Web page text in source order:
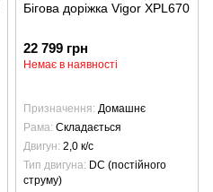
Бігова доріжка Vigor XPL670
22 799 грн
Немає в наявності
Призначення Домашнє
Рама Складається
Двигун 2,0 к/с
Тип двигуна DC (постійного
струму)